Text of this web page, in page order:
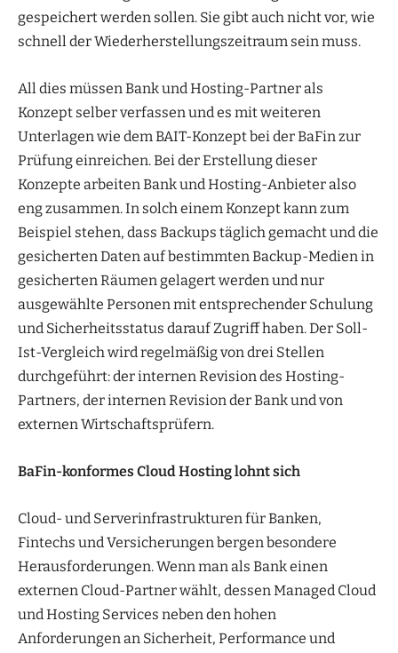
gespeichert werden sollen. Sie gibt auch nicht vor, wie
schnell der Wiederherstellungszeitraum sein muss.
All dies müssen Bank und Hosting-Partner als
Konzept selber verfassen und es mit weiteren
Unterlagen wie dem BAIT-Konzept bei der BaFin zur
Prüfung einreichen. Bei der Erstellung dieser
Konzepte arbeiten Bank und Hosting-Anbieter also
eng zusammen. In solch einem Konzept kann zum
Beispiel stehen, dass Backups täglich gemacht und die
gesicherten Daten auf bestimmten Backup-Medien in
gesicherten Räumen gelagert werden und nur
ausgewählte Personen mit entsprechender Schulung
und Sicherheitsstatus darauf Zugriff haben. Der Soll-
Ist-Vergleich wird regelmäßig von drei Stellen
durchgeführt: der internen Revision des Hosting-
Partners, der internen Revision der Bank und von
externen Wirtschaftsprüfern.
BaFin-konformes Cloud Hosting lohnt sich
Cloud- und Serverinfrastrukturen für Banken,
Fintechs und Versicherungen bergen besondere
Herausforderungen. Wenn man als Bank einen
externen Cloud-Partner wählt, dessen Managed Cloud
und Hosting Services neben den hohen
Anforderungen an Sicherheit, Performance und